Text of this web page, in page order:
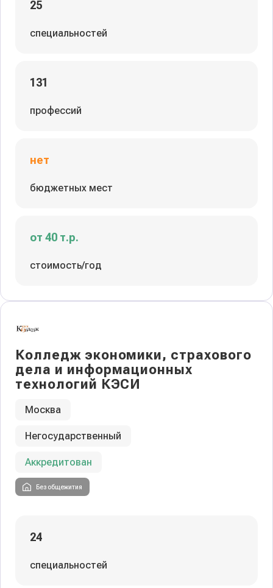
25
специальностей
131
профессий
нет
бюджетных мест
от 40 т.р.
стоимость/год
Колледж экономики, страхового
дела и информационных
технологий КЭСИ
Москва
Негосударственный
Аккредитован
Без общежития
24
специальностей